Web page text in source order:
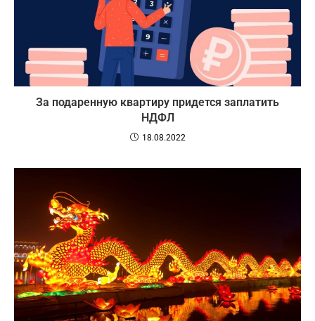
За подаренную квартиру придется заплатить
НДФЛ
18.08.2022